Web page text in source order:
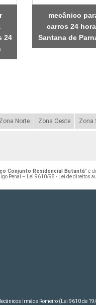
24
mecânico
carros 24
Santana de
Zona Norte Zona Oeste Zona
Conjunto Residencial Butantã" é
Penal – Lei 9610/98 - Lei de direitos
Irmãos Romeiro (Lei 9610 de